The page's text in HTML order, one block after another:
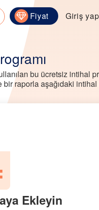
Fiyat
bu ücretsiz intihal
raporla aşağıdaki intihal
Ekleyin